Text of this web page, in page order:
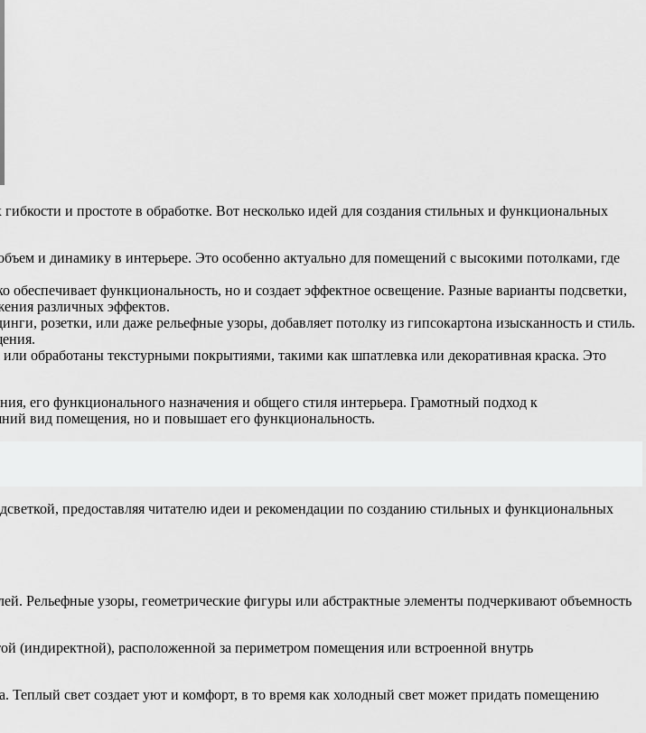
и простоте в обработке. Вот несколько идей для создания стильных и функциональных
и динамику в интерьере. Это особенно актуально для помещений с высокими потолками, где
функциональность, но и создает эффектное освещение. Разные варианты подсветки,
различных эффектов.
розетки, или даже рельефные узоры, добавляет потолку из гипсокартона изысканность и стиль.
обработаны текстурными покрытиями, такими как шпатлевка или декоративная краска. Это
его функционального назначения и общего стиля интерьера. Грамотный подход к
вид помещения, но и повышает его функциональность.
предоставляя читателю идеи и рекомендации по созданию стильных и функциональных
Рельефные узоры, геометрические фигуры или абстрактные элементы подчеркивают объемность
(индиректной), расположенной за периметром помещения или встроенной внутрь
Теплый свет создает уют и комфорт, в то время как холодный свет может придать помещению